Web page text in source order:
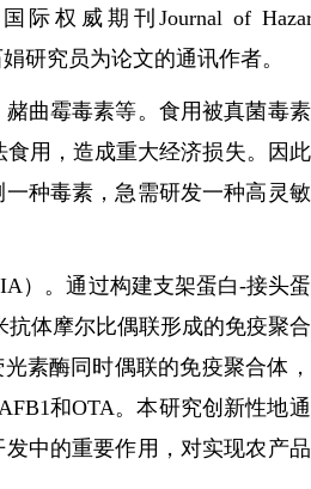
国际权威期刊Journal of
研究员为论文的通讯作者。
曲霉毒素等。食用被真菌毒
用，造成重大经济损失。因
种毒素，急需研发一种高灵
）。通过构建支架蛋白-接头
体摩尔比偶联形成的免疫聚
素酶同时偶联的免疫聚合体
和OTA。本研究创新性地
中的重要作用，对实现农产